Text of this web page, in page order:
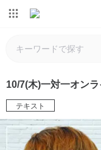
10/7(木)一対一オン
テキスト